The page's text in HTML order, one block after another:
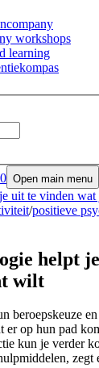
workshops
learning
Open main menu
uit te vinden
/positieve
helpt
wilt
beroepskeuze
op hun pad
kun je verder
zegt